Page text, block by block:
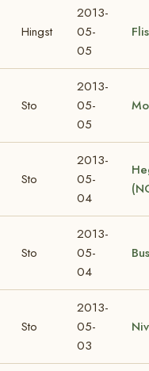
Hingst
2013-
05-
05
Sto
2013-
05-
05
Sto
2013-
05-
04
Sto
2013-
05-
04
Sto
2013-
05-
03